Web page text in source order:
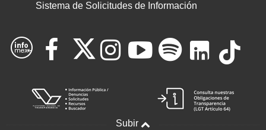
Sistema de Solicitudes de Información
Consultar
el
el
Consultar
X
Consultar
Consultar
Consultar
el
el el
Vínculo
Nacional
Subir